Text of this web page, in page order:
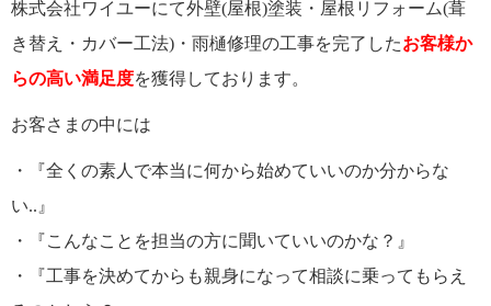
株式会社ワイユーにて外壁(屋根)塗装・屋根リフォーム(葺
き替え・カバー工法)・雨樋修理の工事を完了したお客様か
らの高い満足度を獲得しております。
お客さまの中には
・『全くの素人で本当に何から始めていいのか分からな
い..』
・『こんなことを担当の方に聞いていいのかな？』
・『工事を決めてからも親身になって相談に乗ってもらえ